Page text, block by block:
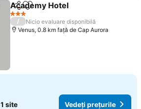
DistribuițiAdăugaţi la favorite
Academy Hotel
3 Stele
/
Nicio evaluare disponibilă
Venus, 0.8 km faţă de Cap Aurora
1 site Vedeți prețurile